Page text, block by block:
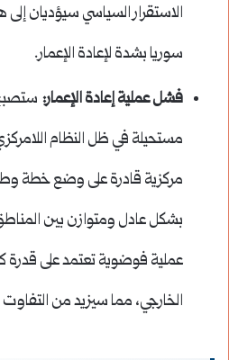
الاستقرار السياسي سيؤديان
سوريا بشدة لإعادة الإعمار.
فشل عملية إعادة الإعمار:
مستحيلة في ظل النظام
مركزية قادرة على وضع خطة
بشكل عادل ومتوازن بين
عملية فوضوية تعتمد على قدرة
الخارجي، مما سيزيد من